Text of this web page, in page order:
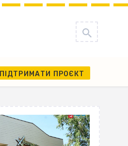
ПІДТРИМАТИ ПРОЄКТ